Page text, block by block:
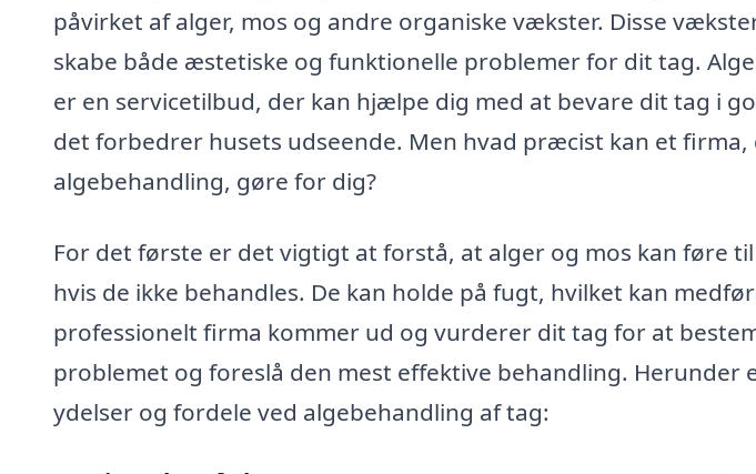
påvirket af alger, mos og andre organiske vækster. Disse
skabe både æstetiske og funktionelle problemer for dit tag.
er en servicetilbud, der kan hjælpe dig med at bevare dit tag i
det forbedrer husets udseende. Men hvad præcist kan et firma,
algebehandling, gøre for dig?
For det første er det vigtigt at forstå, at alger og mos kan føre
hvis de ikke behandles. De kan holde på fugt, hvilket kan
professionelt firma kommer ud og vurderer dit tag for at
problemet og foreslå den mest effektive behandling. Herunder
ydelser og fordele ved algebehandling af tag: